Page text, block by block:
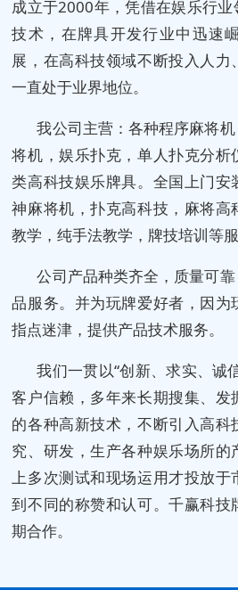
成立于2000年，凭借在娱乐行
技术，在牌具开发行业中迅速
展，在高科技领域不断投入人
一直处于业界地位。
我公司主营：各种程序麻将
将机，娱乐扑克，单人扑克分析
类高科技娱乐牌具。全国上门
神麻将机，扑克高科技，麻将高
教学，纯手法教学，牌技培训等服
公司产品种类齐全，质量可
品服务。并为玩牌爱好者，因为
指点迷津，提供产品技术服务。
我们一贯以“创新、求实、诚
客户信赖，多年来长期搜集、
的各种高新技术，不断引入高
究、研发，生产各种娱乐场所的
上多次测试和现场运用才投放
到不同的称赞和认可。千赢科技
期合作。